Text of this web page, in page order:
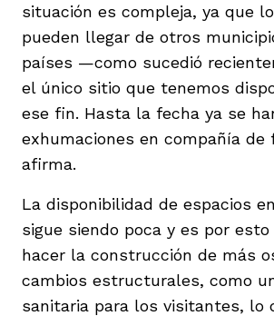
situación es compleja, ya que
pueden llegar de otros
países —como sucedió
el único sitio que tenemos
ese fin. Hasta la fecha ya se
exhumaciones en compañía de
afirma.
La disponibilidad de espacios
sigue siendo poca y es por
hacer la construcción de más
cambios estructurales, como
sanitaria para los visitantes, lo